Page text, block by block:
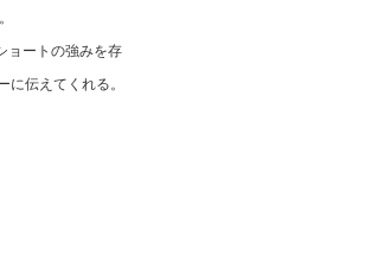
ョートの強みを存
伝えてくれる。